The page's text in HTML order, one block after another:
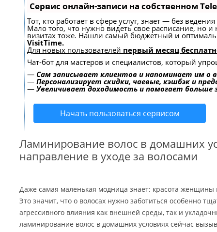
Сервис онлайн-записи на собственном
Тот, кто работает в сфере услуг, знает — без
Мало того, что нужно видеть свое расписание, но
визитах тоже. Нашли самый бюджетный и
VisitTime.
Для новых пользователей первый месяц
Чат-бот для мастеров и специалистов, который
— Сам записывает клиентов и напоминает им о
— Персонализирует скидки, чаевые, кэшбэк и
— Увеличивает доходимость и помогает
Начать пользоваться сервисом
Ламинирование волос в домашних
направление в уходе за волосами
Даже самая маленькая модница знает: красота женщины
Это значит, что о волосах нужно заботиться особенно
агрессивного влияния как внешней среды, так и
ламинирование волос в домашних условиях сейчас